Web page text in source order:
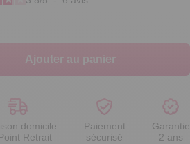
Ajouter au panier
domicile
Retrait
Paiement
sécurisé
Garantie
2 ans